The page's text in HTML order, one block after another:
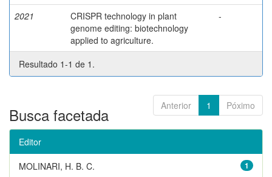
2021
CRISPR technology in plant
genome editing: biotechnology
applied to agriculture.
-
Resultado 1-1 de 1.
Anterior 1 Póximo
Busca facetada
Editor
1
MOLINARI, H. B. C.